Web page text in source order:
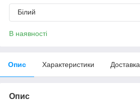
Білий
В наявності
Опис Характеристики Доставка
Опис